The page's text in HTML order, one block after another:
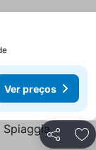
Ver preços
Partilhar